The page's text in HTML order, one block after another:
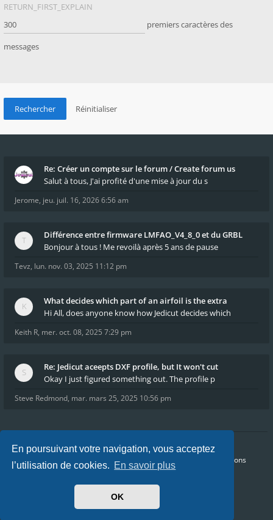
En poursuivant votre navigation, vous acceptez
l’utilisation de cookies. En savoir plus
OK
RETURN_FIRST_EXPLAIN
premiers caractères des
messages
Re: Créer un compte sur le forum / Create forum us
Salut à tous, J'ai profité d'une mise à jour du s
Jerome, jeu. juil. 16, 2026 6:56 am
Différence entre firmware LMFAO_V4_8_0 et du GRBL
Bonjour à tous ! Me revoilà après 5 ans de pause
Tevz, lun. nov. 03, 2025 11:12 pm
What decides which part of an airfoil is the extra
Hi All, does anyone know how Jedicut decides which
Keith R, mer. oct. 08, 2025 7:29 pm
Re: Jedicut aceepts DXF profile, but It won't cut
Okay I just figured something out. The profile p
Steve Redmond, mar. mars 25, 2025 10:56 pm
Accueil Index du forum Confidentialité
Conditions
Nous sommes le jeu. août 06, 2026 5:55 am